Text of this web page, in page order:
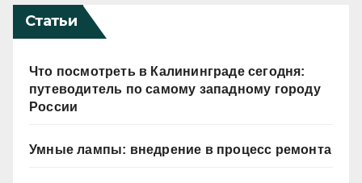
Статьи
Что посмотреть в Калининграде сегодня:
путеводитель по самому западному городу
России
Умные лампы: внедрение в процесс ремонта